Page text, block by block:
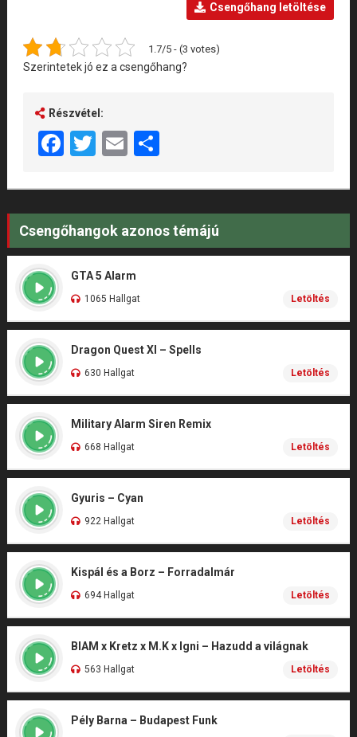
Csengőhang letöltése
1.7/5 - (3 votes)
Szerintetek jó ez a csengőhang?
Részvétel:
Facebook
Twitter
EmailShare
Csengőhangok azonos témájú
GTA 5 Alarm
1065 Hallgat Letöltés
Dragon Quest XI – Spells
630 Hallgat Letöltés
Military Alarm Siren Remix
668 Hallgat Letöltés
Gyuris – Cyan
922 Hallgat Letöltés
Kispál és a Borz – Forradalmár
694 Hallgat Letöltés
BIAM x Kretz x M.K x Igni – Hazudd a világnak
563 Hallgat Letöltés
Pély Barna – Budapest Funk